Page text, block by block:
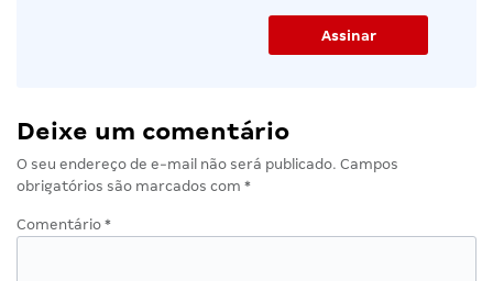
Deixe um comentário
O seu endereço de e-mail não será publicado. Campos
obrigatórios são marcados com *
Comentário *